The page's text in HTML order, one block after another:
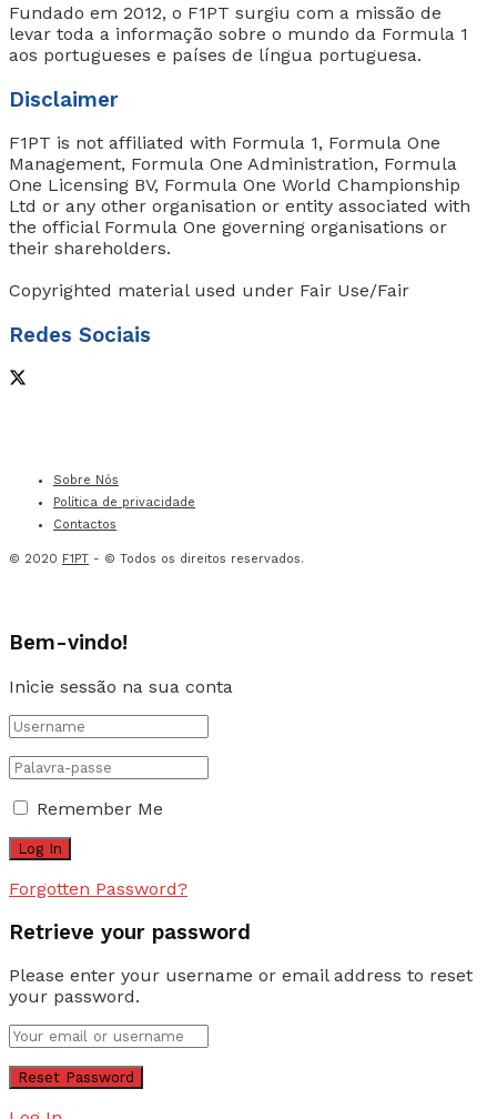
Fundado em 2012, o F1PT surgiu com a missão de
levar toda a informação sobre o mundo da Formula 1
aos portugueses e países de língua portuguesa.
Disclaimer
F1PT is not affiliated with Formula 1, Formula One
Management, Formula One Administration, Formula
One Licensing BV, Formula One World Championship
Ltd or any other organisation or entity associated with
the official Formula One governing organisations or
their shareholders.
Copyrighted material used under Fair Use/Fair
Redes Sociais
Sobre Nós
Política de privacidade
Contactos
© 2020 F1PT - © Todos os direitos reservados.
Bem-vindo!
Inicie sessão na sua conta
Remember Me
Forgotten Password?
Retrieve your password
Please enter your username or email address to reset
your password.